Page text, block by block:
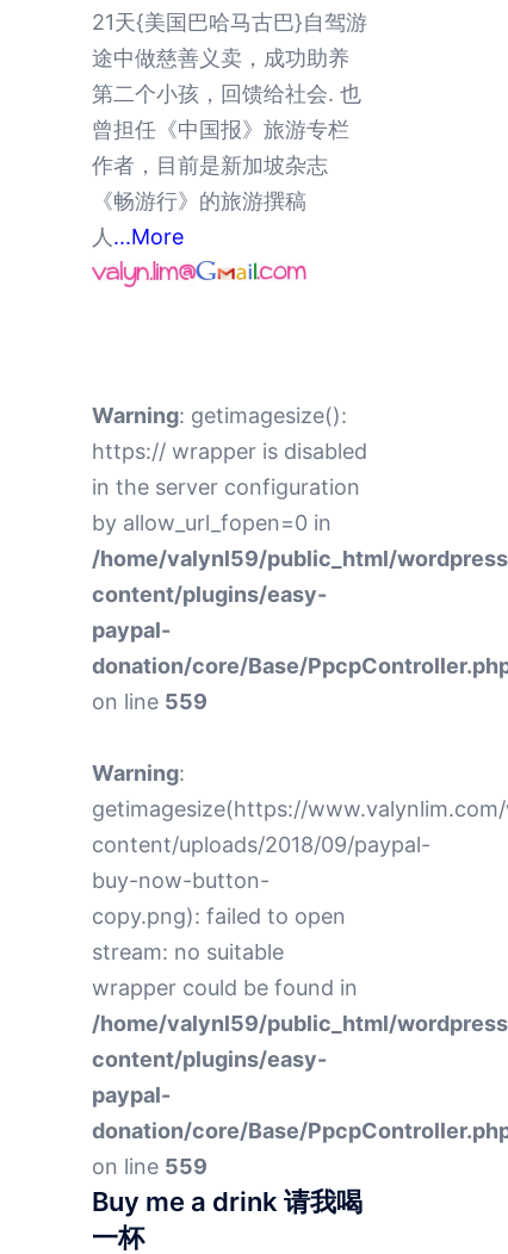
21天{美国巴哈马古巴}自驾游
途中做慈善义卖，成功助养
第二个小孩，回馈给社会. 也
曾担任《中国报》旅游专栏
作者，目前是新加坡杂志
《畅游行》的旅游撰稿
人 ...More
Warning: getimagesize():
https:// wrapper is disabled
in the server configuration
by allow_url_fopen=0 in
/home/valynl59/public_html/
content/plugins/easy-
paypal-
donation/core/Base/
on line 559
Warning:
getimagesize(https://
content/uploads/2018/09/paypal-
buy-now-button-
copy.png): failed to open
stream: no suitable
wrapper could be found in
/home/valynl59/public_html/
content/plugins/easy-
paypal-
donation/core/Base/
on line 559
Buy me a drink 请我喝
一杯